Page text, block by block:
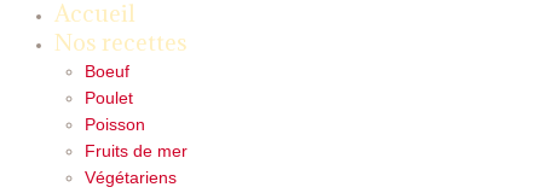
Accueil
Nos recettes
Boeuf
Poulet
Poisson
Fruits de mer
Végétariens